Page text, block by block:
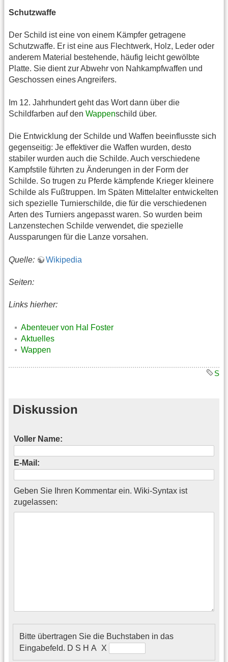
Schutzwaffe
Der Schild ist eine von einem Kämpfer getragene
Schutzwaffe. Er ist eine aus Flechtwerk, Holz, Leder oder
anderem Material bestehende, häufig leicht gewölbte
Platte. Sie dient zur Abwehr von Nahkampfwaffen und
Geschossen eines Angreifers.
Im 12. Jahrhundert geht das Wort dann über die
Schildfarben auf den Wappenschild über.
Die Entwicklung der Schilde und Waffen beeinflusste sich
gegenseitig: Je effektiver die Waffen wurden, desto
stabiler wurden auch die Schilde. Auch verschiedene
Kampfstile führten zu Änderungen in der Form der
Schilde. So trugen zu Pferde kämpfende Krieger kleinere
Schilde als Fußtruppen. Im Späten Mittelalter entwickelten
sich spezielle Turnierschilde, die für die verschiedenen
Arten des Turniers angepasst waren. So wurden beim
Lanzenstechen Schilde verwendet, die spezielle
Aussparungen für die Lanze vorsahen.
Quelle: Wikipedia
Seiten:
Links hierher:
Abenteuer von Hal Foster
Aktuelles
Wappen
S
Diskussion
Voller Name:
E-Mail:
Geben Sie Ihren Kommentar ein. Wiki-Syntax ist
zugelassen:
Bitte übertragen Sie die Buchstaben in das
Eingabefeld. D S H A X